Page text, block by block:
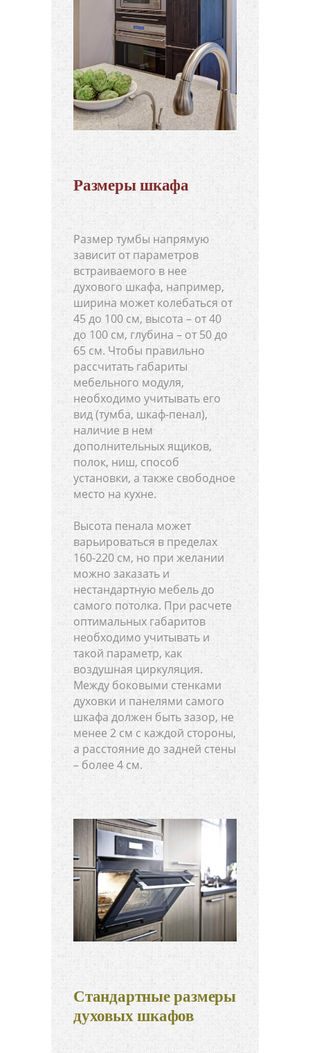
Размеры шкафа
Размер тумбы напрямую
зависит от параметров
встраиваемого в нее
духового шкафа, например,
ширина может колебаться от
45 до 100 см, высота – от 40
до 100 см, глубина – от 50 до
65 см. Чтобы правильно
рассчитать габариты
мебельного модуля,
необходимо учитывать его
вид (тумба, шкаф-пенал),
наличие в нем
дополнительных ящиков,
полок, ниш, способ
установки, а также свободное
место на кухне.
Высота пенала может
варьироваться в пределах
160-220 см, но при желании
можно заказать и
нестандартную мебель до
самого потолка. При расчете
оптимальных габаритов
необходимо учитывать и
такой параметр, как
воздушная циркуляция.
Между боковыми стенками
духовки и панелями самого
шкафа должен быть зазор, не
менее 2 см с каждой стороны,
а расстояние до задней стены
– более 4 см.
Стандартные размеры
духовых шкафов